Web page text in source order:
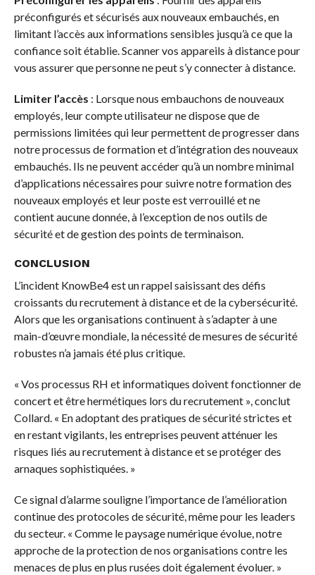
préconfigurés et sécurisés aux nouveaux embauchés, en
limitant l’accès aux informations sensibles jusqu’à ce que la
confiance soit établie. Scanner vos appareils à distance pour
vous assurer que personne ne peut s’y connecter à distance.
Limiter l’accès : Lorsque nous embauchons de nouveaux
employés, leur compte utilisateur ne dispose que de
permissions limitées qui leur permettent de progresser dans
notre processus de formation et d’intégration des nouveaux
embauchés. Ils ne peuvent accéder qu’à un nombre minimal
d’applications nécessaires pour suivre notre formation des
nouveaux employés et leur poste est verrouillé et ne
contient aucune donnée, à l’exception de nos outils de
sécurité et de gestion des points de terminaison.
CONCLUSION
L’incident KnowBe4 est un rappel saisissant des défis
croissants du recrutement à distance et de la cybersécurité.
Alors que les organisations continuent à s’adapter à une
main-d’œuvre mondiale, la nécessité de mesures de sécurité
robustes n’a jamais été plus critique.
« Vos processus RH et informatiques doivent fonctionner de
concert et être hermétiques lors du recrutement », conclut
Collard. « En adoptant des pratiques de sécurité strictes et
en restant vigilants, les entreprises peuvent atténuer les
risques liés au recrutement à distance et se protéger des
arnaques sophistiquées. »
Ce signal d’alarme souligne l’importance de l’amélioration
continue des protocoles de sécurité, même pour les leaders
du secteur. « Comme le paysage numérique évolue, notre
approche de la protection de nos organisations contre les
menaces de plus en plus rusées doit également évoluer. »